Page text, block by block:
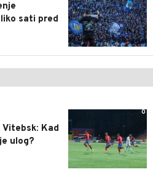
sati pred
0
Kad
ulog?